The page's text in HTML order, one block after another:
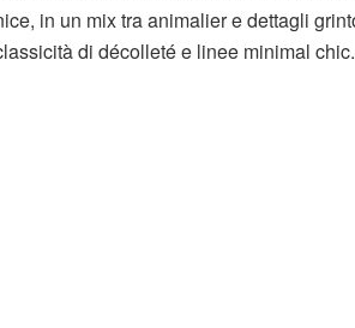
in un mix tra animalier e dettagli
di décolleté e linee minimal chic.